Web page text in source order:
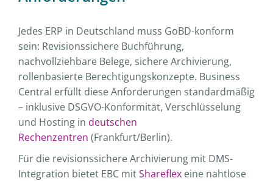
Jedes ERP in Deutschland muss GoBD-konform
sein: Revisionssichere Buchführung,
nachvollziehbare Belege, sichere Archivierung,
rollenbasierte Berechtigungskonzepte. Business
Central erfüllt diese Anforderungen standardmäßig
– inklusive DSGVO-Konformität, Verschlüsselung
und Hosting in deutschen
Rechenzentren (Frankfurt/Berlin).
Für die revisionssichere Archivierung mit DMS-
Integration bietet EBC mitShareflex eine nahtlose